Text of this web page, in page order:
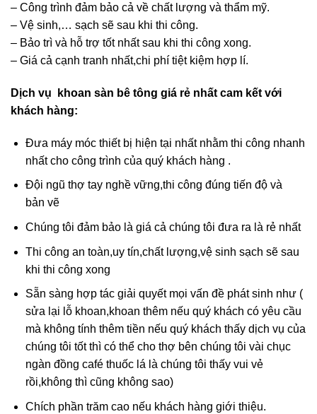
– Công trình đảm bảo cả về chất lượng và thẩm mỹ.
– Vệ sinh,… sạch sẽ sau khi thi công.
– Bảo trì và hỗ trợ tốt nhất sau khi thi công xong.
– Giá cả cạnh tranh nhất,chi phí tiệt kiệm hợp lí.
Dịch vụ khoan sàn bê tông giá rẻ nhất cam kết với
khách hàng:
Đưa máy móc thiết bị hiện tại nhất nhằm thi công nhanh
nhất cho công trình của quý khách hàng .
Đội ngũ thợ tay nghề vững,thi công đúng tiến độ và
bản vẽ
Chúng tôi đảm bảo là giá cả chúng tôi đưa ra là rẻ nhất
Thi công an toàn,uy tín,chất lượng,vệ sinh sạch sẽ sau
khi thi công xong
Sẵn sàng hợp tác giải quyết mọi vấn đề phát sinh như (
sửa lại lỗ khoan,khoan thêm nếu quý khách có yêu cầu
mà không tính thêm tiền nếu quý khách thấy dịch vụ của
chúng tôi tốt thì có thể cho thợ bên chúng tôi vài chục
ngàn đồng café thuốc lá là chúng tôi thấy vui vẻ
rồi,không thì cũng không sao)
Chích phần trăm cao nếu khách hàng giới thiệu.